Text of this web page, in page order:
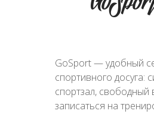
GoSport — удобный
спортивного досуга:
спортзал,
записаться на